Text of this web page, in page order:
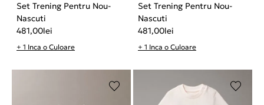
Set Trening Pentru Nou-
Nascuti
481,00lei
+ 1 Inca o Culoare
Set Trening Pentru Nou-
Nascuti
481,00lei
+ 1 Inca o Culoare